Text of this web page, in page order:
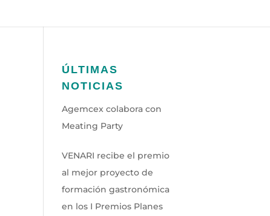
ÚLTIMAS
NOTICIAS
Agemcex colabora con
Meating Party
VENARI recibe el premio
al mejor proyecto de
formación gastronómica
en los I Premios Planes